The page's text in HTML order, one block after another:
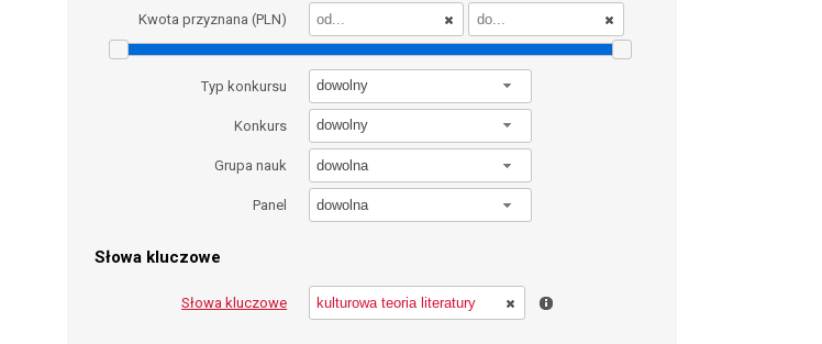
Kwota przyznana (PLN)
Typ konkursu dowolny
Konkurs dowolny
Grupa nauk dowolna
Panel dowolna
Słowa kluczowe
Słowa kluczowe